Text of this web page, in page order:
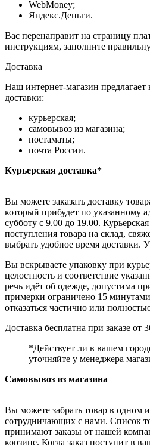
WebMoney;
Яндекс.Деньги.
Вас перенаправит на страницу
инструкциям, заполните
Доставка
Наш интернет-магазин предлагает
доставки:
курьерская;
самовывоз из магазина;
постаматы;
почта России.
Курьерская доставка*
Вы можете заказать доставку
который прибудет по указанному
субботу с 9.00 до 19.00.
поступления товара на склад,
выбрать удобное время доставки.
Вы вскрываете упаковку при
целостность и соответствие
речь идёт об одежде, допустима
примерки ограничено 15
отказаться частично или
Доставка бесплатна при заказе от
*Действует ли в вашем
уточняйте у менеджера
Самовывоз из магазина
Вы можете забрать товар в одном
сотрудничающих с нами. Список
принимают заказы от нашей
корзине. Когда заказ поступит в